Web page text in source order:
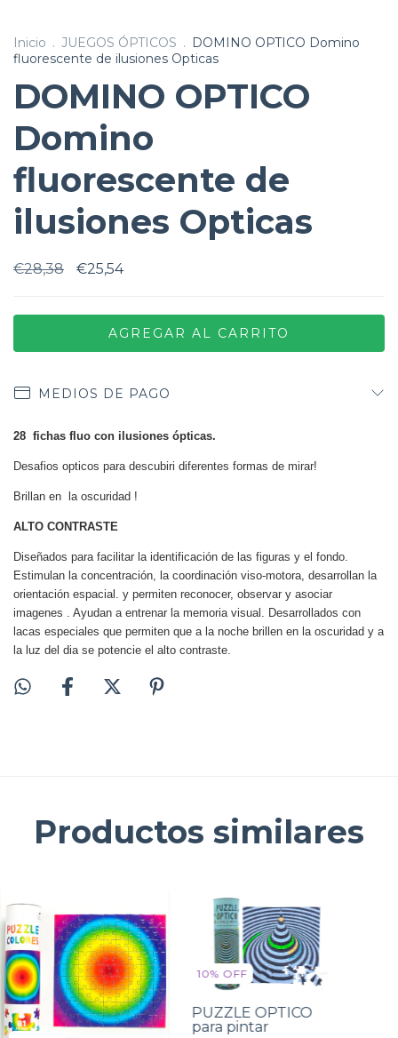
Inicio . JUEGOS ÓPTICOS . DOMINO OPTICO Domino
fluorescente de ilusiones Opticas
DOMINO OPTICO
Domino
fluorescente de
ilusiones Opticas
€28,38 €25,54
MEDIOS DE PAGO
28 fichas fluo con ilusiones ópticas.
Desafios opticos para descubiri diferentes formas de mirar!
Brillan en la oscuridad !
ALTO CONTRASTE
Diseñados para facilitar la identificación de las figuras y el fondo.
Estimulan la concentración, la coordinación viso-motora, desarrollan la
orientación espacial. y permiten reconocer, observar y asociar
imagenes . Ayudan a entrenar la memoria visual. Desarrollados con
lacas especiales que permiten que a la noche brillen en la oscuridad y a
la luz del dia se potencie el alto contraste.
Productos similares
10% OFF
PUZZLE OPTICO
para pintar